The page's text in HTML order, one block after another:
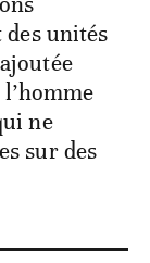
des unités
ne
sur des